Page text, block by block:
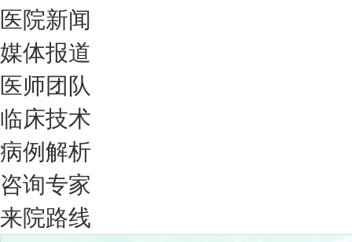
医院新闻
媒体报道
医师团队
临床技术
病例解析
咨询专家
来院路线